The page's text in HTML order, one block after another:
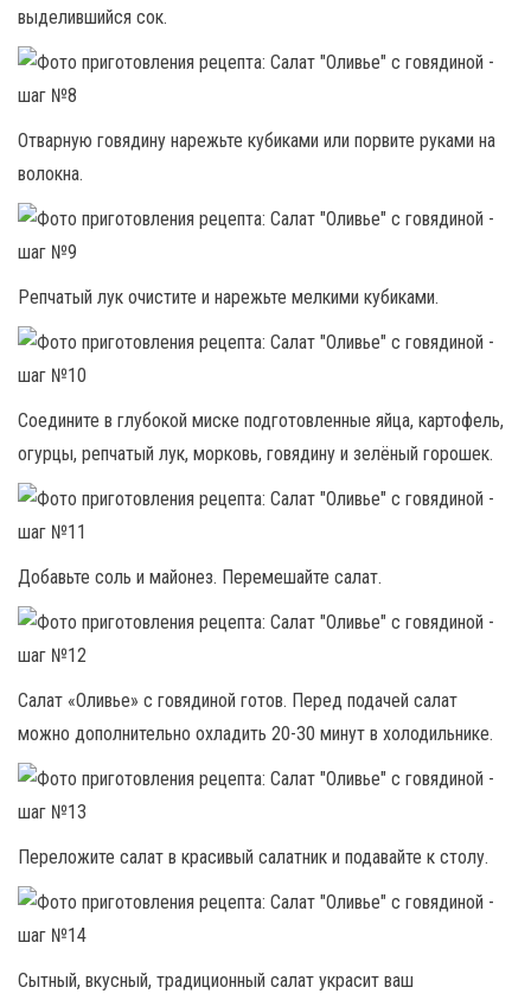
выделившийся сок.
Отварную говядину нарежьте кубиками или порвите руками на
волокна.
Репчатый лук очистите и нарежьте мелкими кубиками.
Соедините в глубокой миске подготовленные яйца, картофель,
огурцы, репчатый лук, морковь, говядину и зелёный горошек.
Добавьте соль и майонез. Перемешайте салат.
Салат «Оливье» с говядиной готов. Перед подачей салат
можно дополнительно охладить 20-30 минут в холодильнике.
Переложите салат в красивый салатник и подавайте к столу.
Сытный, вкусный, традиционный салат украсит ваш